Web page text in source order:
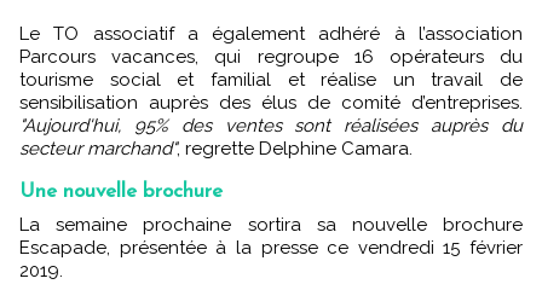
Le TO associatif a également adhéré à l’association
Parcours vacances, qui regroupe 16 opérateurs du
tourisme social et familial et réalise un travail de
sensibilisation auprès des élus de comité d’entreprises.
"Aujourd'hui, 95% des ventes sont réalisées auprès du
secteur marchand", regrette Delphine Camara.
Une nouvelle brochure
La semaine prochaine sortira sa nouvelle brochure
Escapade, présentée à la presse ce vendredi 15 février
2019.